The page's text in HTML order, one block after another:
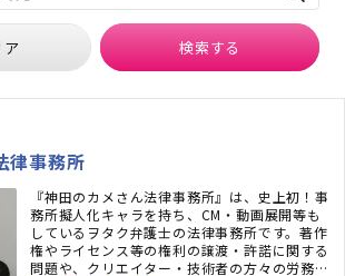
検索する
律事務所
『神田のカメさん法律事務所』は、史上初！事
務所擬人化キャラを持ち、CM・動画展開等も
しているヲタク弁護士の法律事務所です。著作
権やライセンス等の権利の譲渡・許諾に関する
問題や、クリエイター・技術者の方々の労務問